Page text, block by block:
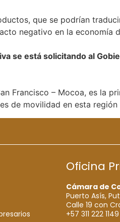
que se podrían
negativo en la economía
se está solicitando al
Francisco – Mocoa, es la
de movilidad en esta región
Oficina
Cámara de
Puerto Asís,
Calle 19 con
+57 311 222 1149